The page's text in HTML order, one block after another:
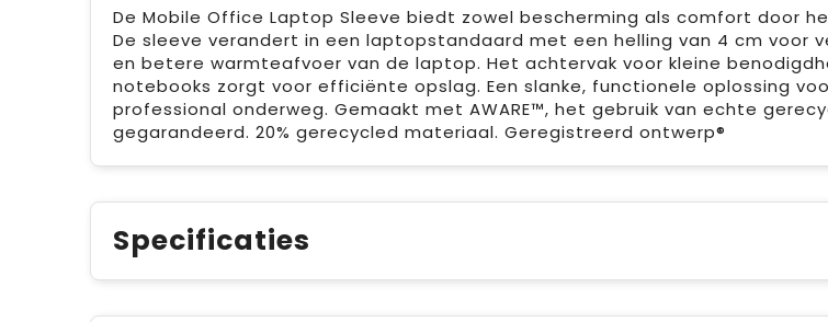
De Mobile Office Laptop Sleeve biedt zowel bescherming als comfort door
De sleeve verandert in een laptopstandaard met een helling van 4 cm voor
en betere warmteafvoer van de laptop. Het achtervak voor kleine
notebooks zorgt voor efficiënte opslag. Een slanke, functionele oplossing
professional onderweg. Gemaakt met AWARE™, het gebruik van echte
gegarandeerd. 20% gerecycled materiaal. Geregistreerd ontwerp®
Specificaties